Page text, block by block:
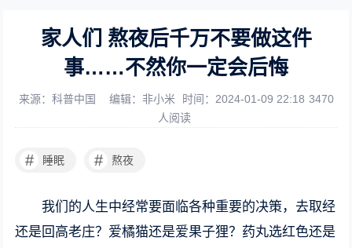
家人们 熬夜后千万不要做这件
事……不然你一定会后悔
来源：科普中国 编辑：非小米 时间：2024-01-09 22:18 3470
人阅读
# 睡眠 # 熬夜
我们的人生中经常要面临各种重要的决策，去取经
还是回高老庄？爱橘猫还是爱果子狸？药丸选红色还是